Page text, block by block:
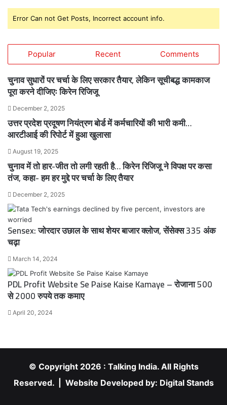
Error Can not Get Posts, Incorrect account info.
Popular Recent Comments
चुनाव सुधारों पर चर्चा के लिए सरकार तैयार, लेकिन सूचीबद्ध कामकाज
पूरा करने दीजिएः किरेन रिजिजू
December 2, 2025
उत्तर प्रदेश प्रदूषण नियंत्रण बोर्ड में कर्मचारियों की भारी कमी…
आरटीआई की रिपोर्ट में हुआ खुलासा
August 19, 2025
चुनाव में तो हार-जीत तो लगी रहती है… किरेन रिजिजू ने विपक्ष पर कसा
तंज, कहा- हम हर मुद्दे पर चर्चा के लिए तैयार
December 2, 2025
Sensex: जोरदार उछाल के साथ शेयर बाजार क्लोज, सेंसेक्स 335 अंक
चढ़ा
March 14, 2024
PDL Profit Website Se Paise Kaise Kamaye – रोजाना 500
से 2000 रुपये तक कमाए
April 20, 2024
© Copyright 2026 : Talking India. All Rights
Reserved. | Website Developed by: Digital Stands